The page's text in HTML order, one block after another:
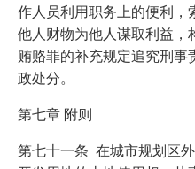
作人员利用职务上的便利，
他人财物为他人谋取利益
贿赂罪的补充规定追究刑
政处分。
第七章 附则
第七十一条 在城市规划区